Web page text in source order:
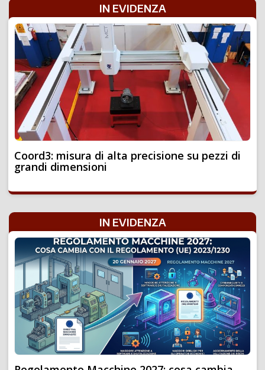
IN EVIDENZA
Coord3: misura di alta precisione su pezzi di
grandi dimensioni
IN EVIDENZA